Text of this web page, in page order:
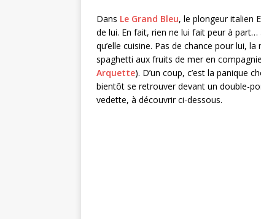
Dans Le Grand Bleu, le plongeur italien
de lui. En fait, rien ne lui fait peur à part…
qu’elle cuisine. Pas de chance pour lui,
spaghetti aux fruits de mer en
Arquette). D’un coup, c’est la panique
bientôt se retrouver devant un double-
vedette, à découvrir ci-dessous.